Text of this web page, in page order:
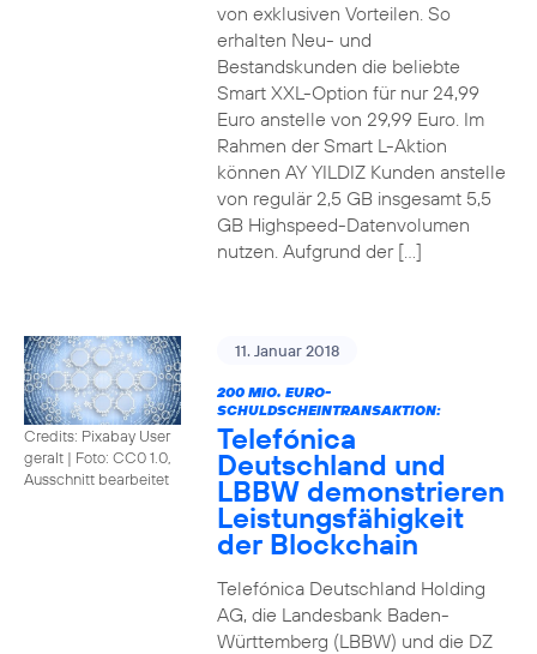
von exklusiven Vorteilen. So
erhalten Neu- und
Bestandskunden die beliebte
Smart XXL-Option für nur 24,99
Euro anstelle von 29,99 Euro. Im
Rahmen der Smart L-Aktion
können AY YILDIZ Kunden anstelle
von regulär 2,5 GB insgesamt 5,5
GB Highspeed-Datenvolumen
nutzen. Aufgrund der […]
Credits: Pixabay User
geralt | Foto: CC0 1.0,
Ausschnitt bearbeitet
11. Januar 2018
200 MIO. EURO-
SCHULDSCHEINTRANSAKTION:
Telefónica
Deutschland und
LBBW demonstrieren
Leistungsfähigkeit
der Blockchain
Telefónica Deutschland Holding
AG, die Landesbank Baden-
Württemberg (LBBW) und die DZ